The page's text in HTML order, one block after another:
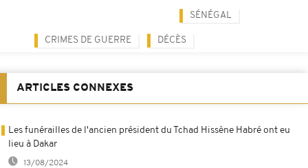
SÉNÉGAL
CRIMES DE GUERRE DÉCÈS
ARTICLES CONNEXES
Les funérailles de l'ancien président du Tchad Hissène Habré ont eu
lieu à Dakar
13/08/2024